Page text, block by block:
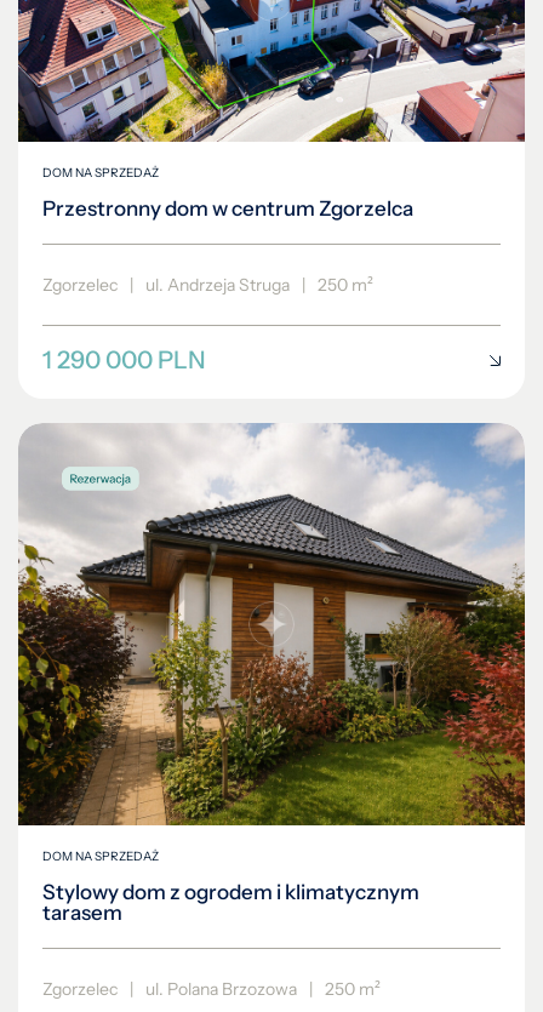
DOM NA SPRZEDAŻ
Przestronny dom w centrum Zgorzelca
Zgorzelec | ul. Andrzeja Struga | 250 m²
1 290 000 PLN
DOM NA SPRZEDAŻ
Stylowy dom z ogrodem i klimatycznym
tarasem
Zgorzelec | ul. Polana Brzozowa | 250 m²